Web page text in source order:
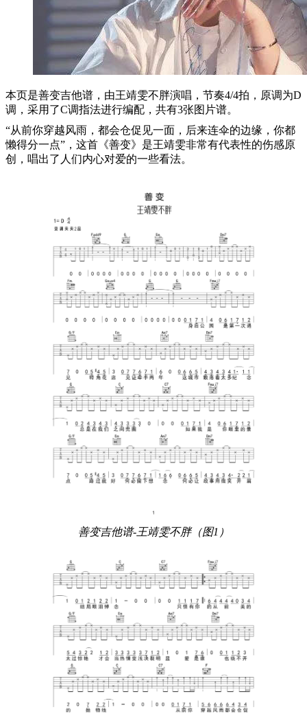
本页是善变吉他谱，由王靖雯不胖演唱，节奏4/4拍，原调为D
调，采用了C调指法进行编配，共有3张图片谱。
“从前你穿越风雨，都会仓促见一面，后来连伞的边缘，你都
懒得分一点”，这首《善变》是王靖雯非常有代表性的伤感原
创，唱出了人们内心对爱的一些看法。
善变吉他谱-王靖雯不胖（图1）